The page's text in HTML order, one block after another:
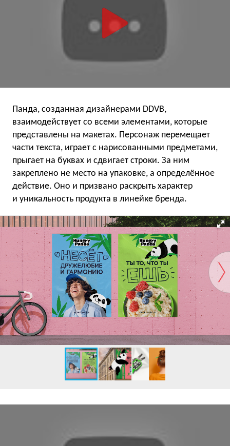
Панда, созданная дизайнерами DDVB,
взаимодействует со всеми элементами, которые
представлены на макетах. Персонаж перемещает
части текста, играет с нарисованными предметами,
прыгает на буквах и сдвигает строки. За ним
закреплено не место на упаковке, а определённое
действие. Оно и призвано раскрыть характер
и уникальность продукта в линейке бренда.